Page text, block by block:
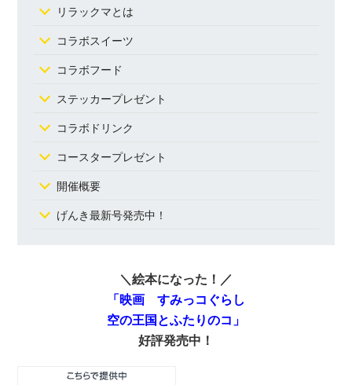
リラックマとは
コラボスイーツ
コラボフード
ステッカープレゼント
コラボドリンク
コースタープレゼント
開催概要
げんき最新号発売中！
＼絵本になった！／
「映画 すみっコぐらし
空の王国とふたりのコ」
好評発売中！